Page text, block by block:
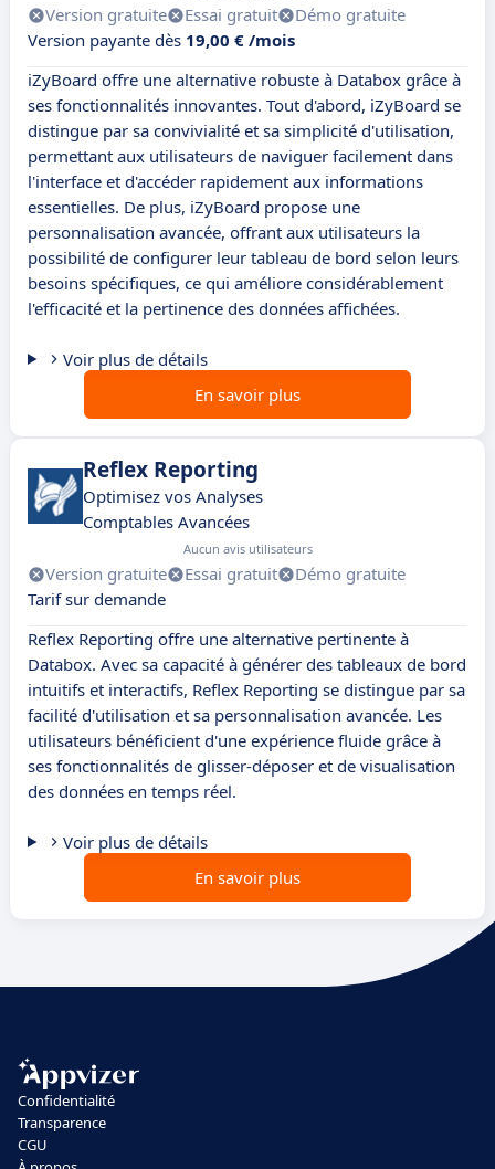
Version gratuite Essai gratuit
Démo gratuite
Version payante dès 19,00 € /mois
iZyBoard offre une alternative robuste à Databox grâce à
ses fonctionnalités innovantes. Tout d'abord, iZyBoard se
distingue par sa convivialité et sa simplicité d'utilisation,
permettant aux utilisateurs de naviguer facilement dans
l'interface et d'accéder rapidement aux informations
essentielles. De plus, iZyBoard propose une
personnalisation avancée, offrant aux utilisateurs la
possibilité de configurer leur tableau de bord selon leurs
besoins spécifiques, ce qui améliore considérablement
l'efficacité et la pertinence des données affichées.
Voir plus de détails
En savoir plus
Reflex Reporting
Optimisez vos Analyses
Comptables Avancées
Aucun avis utilisateurs
Version gratuite Essai gratuit
Démo gratuite
Tarif sur demande
Reflex Reporting offre une alternative pertinente à
Databox. Avec sa capacité à générer des tableaux de bord
intuitifs et interactifs, Reflex Reporting se distingue par sa
facilité d'utilisation et sa personnalisation avancée. Les
utilisateurs bénéficient d'une expérience fluide grâce à
ses fonctionnalités de glisser-déposer et de visualisation
des données en temps réel.
Voir plus de détails
En savoir plus
Confidentialité
Transparence
CGU